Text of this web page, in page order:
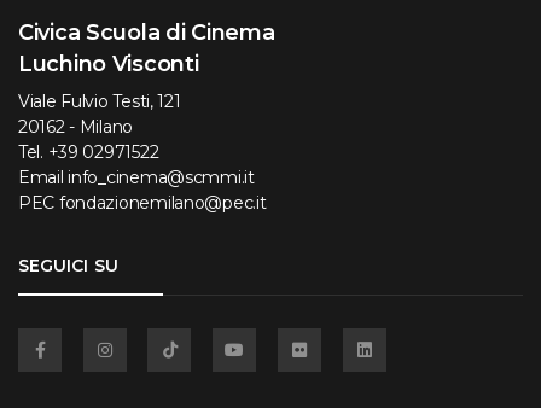
Civica Scuola di Cinema
Luchino Visconti
Viale Fulvio Testi, 121
20162 - Milano
Tel. +39 02971522
Email info_cinema@scmmi.it
PEC fondazionemilano@pec.it
SEGUICI SU